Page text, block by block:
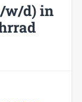
w/d) in